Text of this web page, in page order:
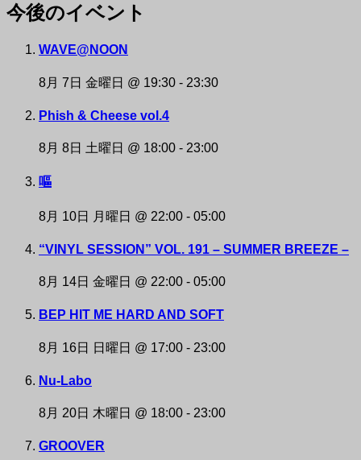
NAKAZAKI DEPOT
今後のイベント
WAVE@NOON
8月 7日 金曜日 @ 19:30 - 23:30
Phish & Cheese vol.4
8月 8日 土曜日 @ 18:00 - 23:00
嘔
8月 10日 月曜日 @ 22:00 - 05:00
“VINYL SESSION” VOL. 191 – SUMMER BREEZE –
8月 14日 金曜日 @ 22:00 - 05:00
BEP HIT ME HARD AND SOFT
8月 16日 日曜日 @ 17:00 - 23:00
Nu-Labo
8月 20日 木曜日 @ 18:00 - 23:00
GROOVER